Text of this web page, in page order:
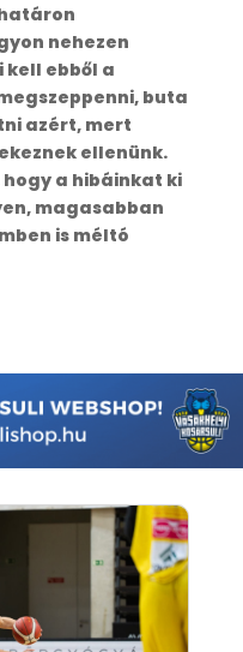
nehezen
ebből a
buta
azért, mert
ellenünk.
a hibáinkat ki
magasabban
is méltó